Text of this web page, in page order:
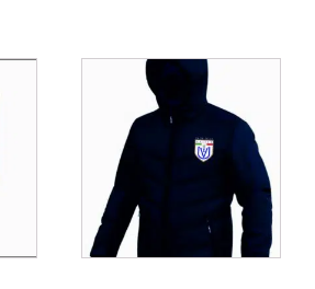
Questo
prodotto
varianti.
Le
opzioni